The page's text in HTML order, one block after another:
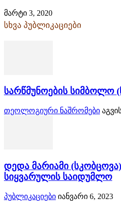
მარტი 3, 2020
სხვა პუბლიკაციები
სარწმუნოების სიმბოლო
თეოლოგიური ნაშრომები
დედა მარიამი
სიყვარულის საიდუმლო
პუბლიკაციები იანვარი 6, 2023